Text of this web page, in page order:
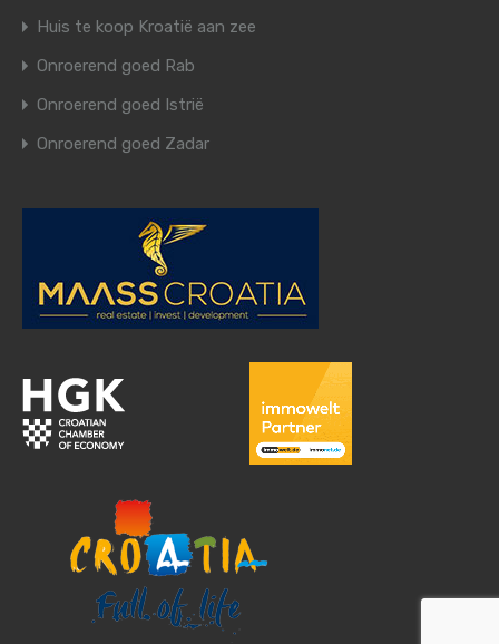
Huis te koop Kroatië aan zee
Onroerend goed Rab
Onroerend goed Istrië
Onroerend goed Zadar